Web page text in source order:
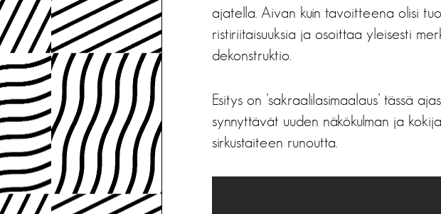
ajatella. Aivan kuin tavoitteena olisi
ristiriitaisuuksia ja osoittaa yleisesti
dekonstruktio.
Esitys on ’sakraalilasimaalaus’ tässä
synnyttävät uuden näkökulman ja
sirkustaiteen runoutta.